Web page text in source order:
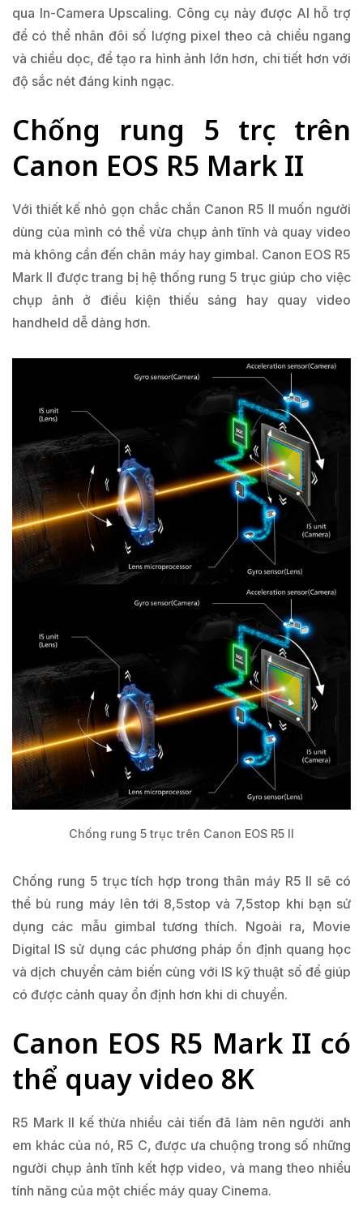
qua In-Camera Upscaling. Công cụ này được AI hỗ trợ
để có thể nhân đôi số lượng pixel theo cả chiều ngang
và chiều dọc, để tạo ra hình ảnh lớn hơn, chi tiết hơn với
độ sắc nét đáng kinh ngạc.
Chống rung 5 trục trên
Canon EOS R5 Mark II
Với thiết kế nhỏ gọn chắc chắn Canon R5 II muốn người
dùng của mình có thể vừa chụp ảnh tĩnh và quay video
mà không cần đến chân máy hay gimbal. Canon EOS R5
Mark II được trang bị hệ thống rung 5 trục giúp cho việc
chụp ảnh ở điều kiện thiếu sáng hay quay video
handheld dễ dàng hơn.
Chống rung 5 trục trên Canon EOS R5 II
Chống rung 5 trục tích hợp trong thân máy R5 II sẽ có
thể bù rung máy lên tới 8,5stop và 7,5stop khi bạn sử
dụng các mẫu gimbal tương thích. Ngoài ra, Movie
Digital IS sử dụng các phương pháp ổn định quang học
và dịch chuyển cảm biến cùng với IS kỹ thuật số để giúp
có được cảnh quay ổn định hơn khi di chuyển.
Canon EOS R5 Mark II có
thể quay video 8K
R5 Mark II kế thừa nhiều cải tiến đã làm nên người anh
em khác của nó, R5 C, được ưa chuộng trong số những
người chụp ảnh tĩnh kết hợp video, và mang theo nhiều
tính năng của một chiếc máy quay Cinema.